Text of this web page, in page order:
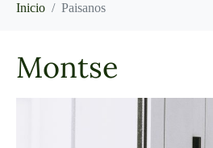
Inicio Paisanos
Montse